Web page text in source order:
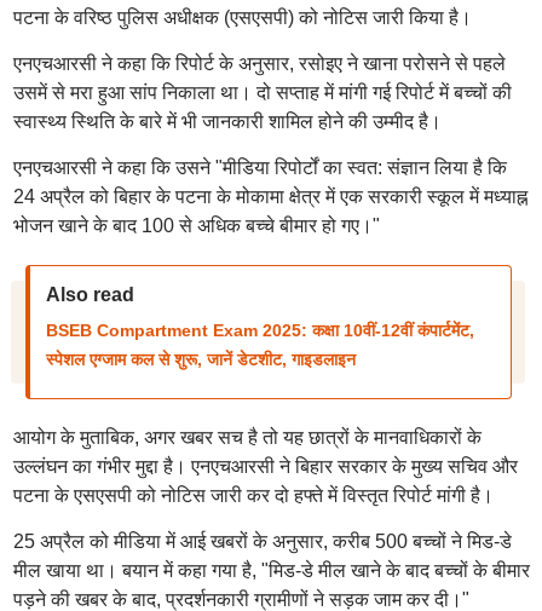
पटना के वरिष्ठ पुलिस अधीक्षक (एसएसपी) को नोटिस जारी किया है।
एनएचआरसी ने कहा कि रिपोर्ट के अनुसार, रसोइए ने खाना परोसने से पहले
उसमें से मरा हुआ सांप निकाला था। दो सप्ताह में मांगी गई रिपोर्ट में बच्चों की
स्वास्थ्य स्थिति के बारे में भी जानकारी शामिल होने की उम्मीद है।
एनएचआरसी ने कहा कि उसने "मीडिया रिपोर्टों का स्वत: संज्ञान लिया है कि
24 अप्रैल को बिहार के पटना के मोकामा क्षेत्र में एक सरकारी स्कूल में मध्याह्न
भोजन खाने के बाद 100 से अधिक बच्चे बीमार हो गए।"
Also read
BSEB Compartment Exam 2025: कक्षा 10वीं-12वीं कंपार्टमेंट,
स्पेशल एग्जाम कल से शुरू, जानें डेटशीट, गाइडलाइन
आयोग के मुताबिक, अगर खबर सच है तो यह छात्रों के मानवाधिकारों के
उल्लंघन का गंभीर मुद्दा है। एनएचआरसी ने बिहार सरकार के मुख्य सचिव और
पटना के एसएसपी को नोटिस जारी कर दो हफ्ते में विस्तृत रिपोर्ट मांगी है।
25 अप्रैल को मीडिया में आई खबरों के अनुसार, करीब 500 बच्चों ने मिड-डे
मील खाया था। बयान में कहा गया है, "मिड-डे मील खाने के बाद बच्चों के बीमार
पड़ने की खबर के बाद, प्रदर्शनकारी ग्रामीणों ने सड़क जाम कर दी।"